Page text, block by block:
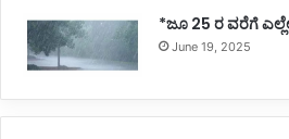
*ಜೂ 25 ರ ವರೆಗೆ
June 19, 2025